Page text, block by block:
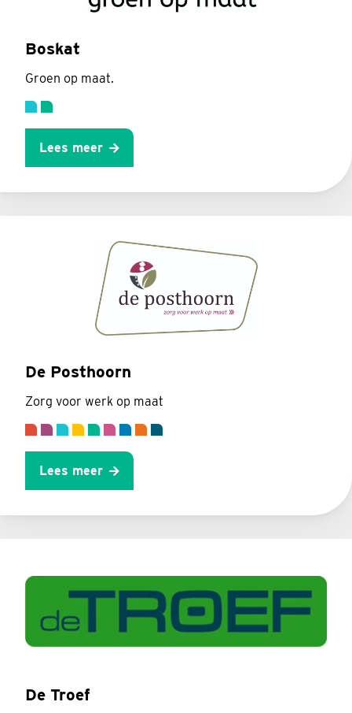
Boskat
Groen op maat.
Lees meer
De Posthoorn
Zorg voor werk op maat
Lees meer
De Troef